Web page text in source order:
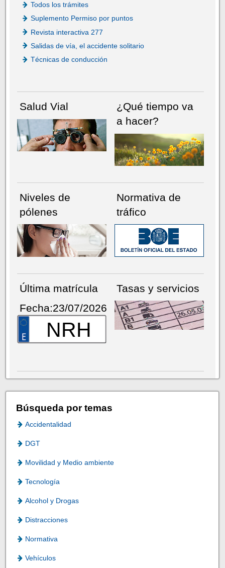
Todos los trámites
Suplemento Permiso por puntos
Revista interactiva 277
Salidas de vía, el accidente solitario
Técnicas de conducción
Salud Vial
¿Qué tiempo va
a hacer?
Niveles de
pólenes
Normativa de
tráfico
Última matrícula
Fecha:23/07/2026
NRH
Tasas y servicios
Búsqueda por temas
Accidentalidad
DGT
Movilidad y Medio ambiente
Tecnología
Alcohol y Drogas
Distracciones
Normativa
Vehículos